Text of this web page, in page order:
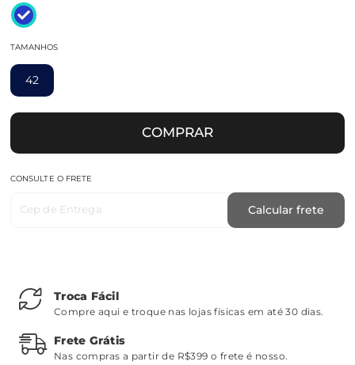
TAMANHOS
42
COMPRAR
CONSULTE O FRETE
Cep de Entrega Calcular frete
Troca Fácil
Compre aqui e troque nas lojas físicas em até 30 dias.
Frete Grátis
Nas compras a partir de R$399 o frete é nosso.